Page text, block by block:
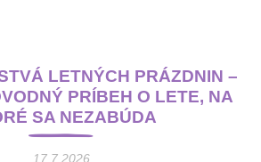
LETNÝCH PRÁZDNIN –
PRÍBEH O LETE, NA
SA NEZABÚDA
17.7.2026